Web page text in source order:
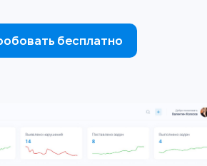
бесплатно